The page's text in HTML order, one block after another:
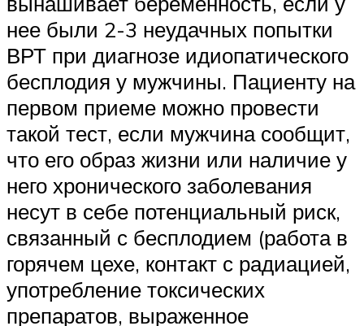
нее были 2-3 неудачных попытки
ВРТ при диагнозе идиопатического
бесплодия у мужчины. Пациенту на
первом приеме можно провести
такой тест, если мужчина сообщит,
что его образ жизни или наличие у
него хронического заболевания
несут в себе потенциальный риск,
связанный с бесплодием (работа в
горячем цехе, контакт с радиацией,
употребление токсических
препаратов, выраженное